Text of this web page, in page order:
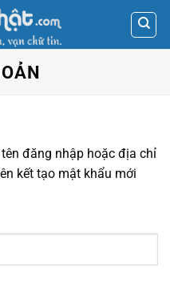
đăng nhập hoặc địa chỉ
kết tạo mật khẩu mới